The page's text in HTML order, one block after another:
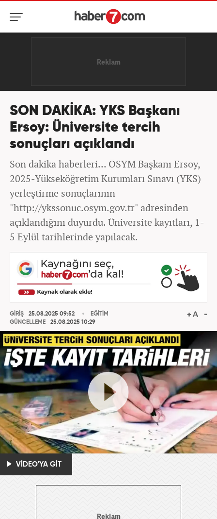
SON DAKİKA: YKS Başkanı
Ersoy: Üniversite tercih
sonuçları açıklandı
Son dakika haberleri... ÖSYM Başkanı Ersoy,
2025-Yükseköğretim Kurumları Sınavı (YKS)
yerleştirme sonuçlarının
"http://ykssonuc.osym.gov.tr" adresinden
açıklandığını duyurdu. Üniversite kayıtları, 1-
5 Eylül tarihlerinde yapılacak.
GİRİŞ
25.08.2025 09:52
GÜNCELLEME
25.08.2025 10:29
EĞİTİM
VİDEO'YA GİT